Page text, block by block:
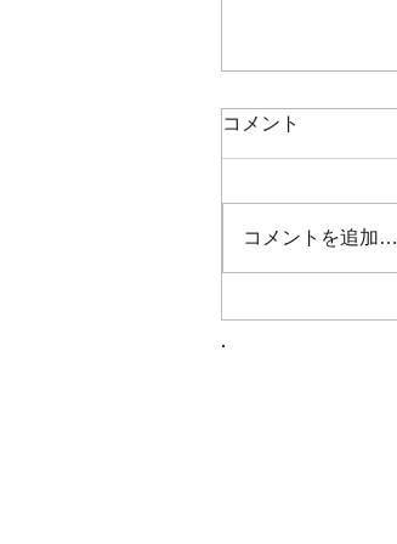
コメント
コメントを追加…